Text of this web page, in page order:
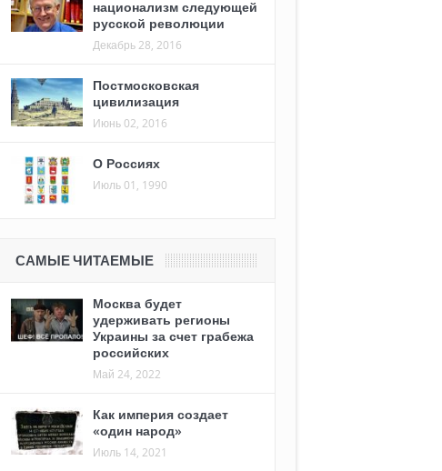
национализм следующей
русской революции
Декабрь 28, 2016
Постмосковская
цивилизация
Июнь 02, 2016
О Россиях
Июль 01, 1990
САМЫЕ ЧИТАЕМЫЕ
Москва будет
удерживать регионы
Украины за счет грабежа
российских
Май 24, 2022
Как империя создает
«один народ»
Июль 14, 2021